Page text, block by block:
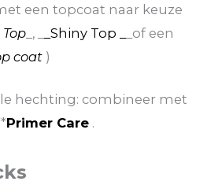
een topcoat naar keuze
_, _ _Shiny Top _
_of een
coat )
hechting: combineer met
Primer Care .